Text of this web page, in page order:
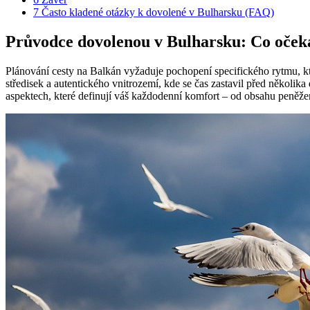
7 Často kladené otázky k dovolené v Bulharsku (FAQ)
Průvodce dovolenou v Bulharsku: Co
Plánování cesty na Balkán vyžaduje pochopení specifického rytmu,
středisek a autentického vnitrozemí, kde se čas zastavil před
aspektech, které definují váš každodenní komfort – od obsahu